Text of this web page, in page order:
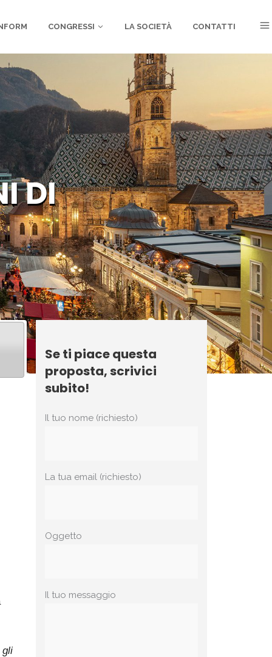
CONGRESSI LA SOCIETÀ CONTATTI
DI
gli
Se ti piace questa
proposta, scrivici
subito!
Il tuo nome (richiesto)
La tua email (richiesto)
Oggetto
Il tuo messaggio